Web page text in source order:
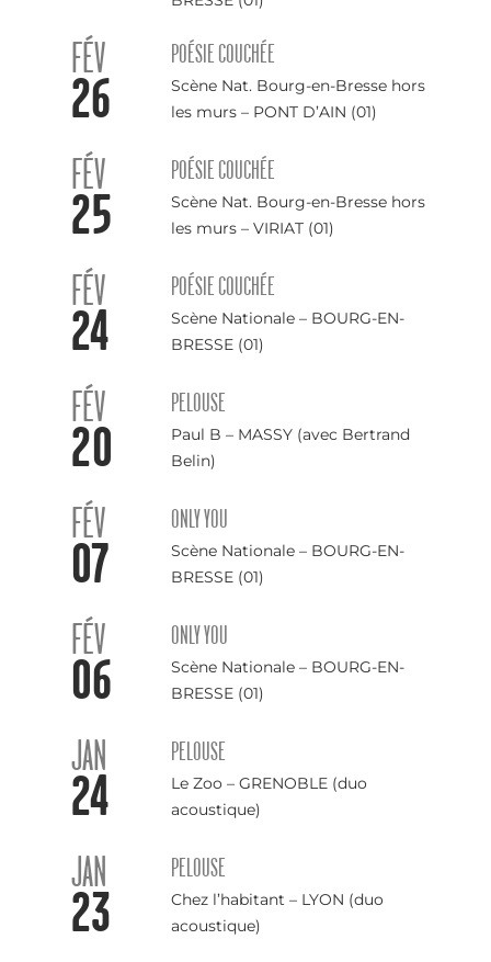
FÉV
26
POÉSIE COUCHÉE
Scène Nat. Bourg-en-Bresse hors
les murs – PONT D’AIN (01)
FÉV
25
POÉSIE COUCHÉE
Scène Nat. Bourg-en-Bresse hors
les murs – VIRIAT (01)
FÉV
24
POÉSIE COUCHÉE
Scène Nationale – BOURG-EN-
BRESSE (01)
FÉV
20
PELOUSE
Paul B – MASSY (avec Bertrand
Belin)
FÉV
07
ONLY YOU
Scène Nationale – BOURG-EN-
BRESSE (01)
FÉV
06
ONLY YOU
Scène Nationale – BOURG-EN-
BRESSE (01)
JAN
24
PELOUSE
Le Zoo – GRENOBLE (duo
acoustique)
JAN
23
PELOUSE
Chez l’habitant – LYON (duo
acoustique)